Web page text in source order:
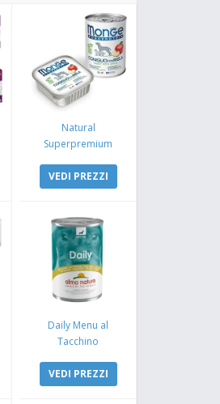
Natural
Superpremium
Coniglio e Mela
VEDI PREZZI
Daily Menu al
Tacchino
VEDI PREZZI